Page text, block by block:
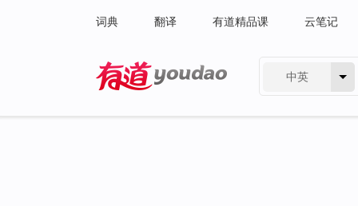
词典 翻译 有道精品课 云笔记
中英